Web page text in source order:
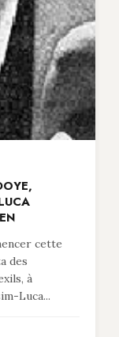
cette
des
à
Luca...